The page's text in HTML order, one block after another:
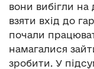
вони вибігли на
взяти вхід до
почали
намагалися
зробити. У